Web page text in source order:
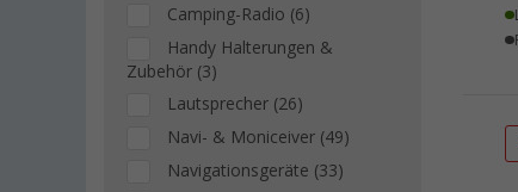
Camping-Radio (6)
Handy Halterungen &
Zubehör (3)
Lautsprecher (26)
Navi- & Moniceiver (49)
Navigationsgeräte (33)